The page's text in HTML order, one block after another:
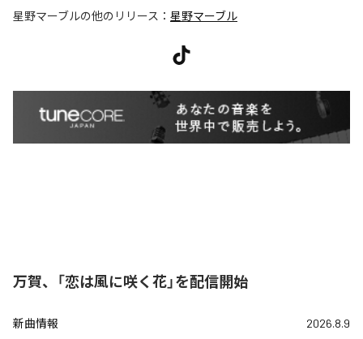
星野マーブルの他のリリース： 星野マーブル
万賀、「恋は風に咲く花」を配信開始
新曲情報 2026.8.9